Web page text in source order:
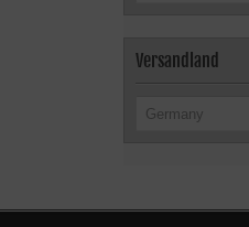
Versandland
Germany